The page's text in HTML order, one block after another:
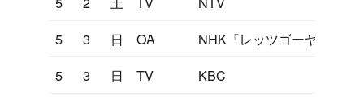
5
3 日 OA
NHK『レッツゴーヤング』
5
3 日 TV
KBC